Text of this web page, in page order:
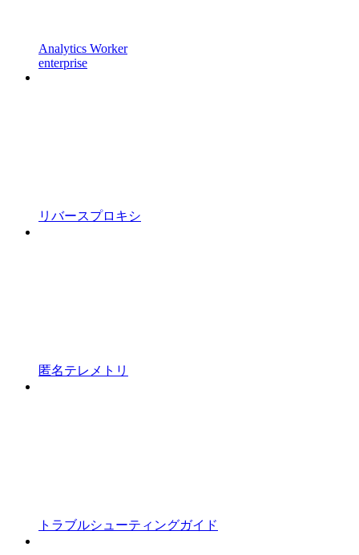
Analytics Worker
enterprise
リバースプロキシ
匿名テレメトリ
トラブルシューティングガイド